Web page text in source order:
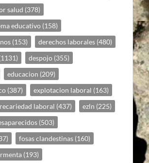
salud (378)
educativo (158)
(153) derechos laborales (480)
despojo (355)
educacion (209)
(387) explotacion laboral (163)
laboral (437) ezln (225)
(503)
fosas clandestinas (160)
(193)